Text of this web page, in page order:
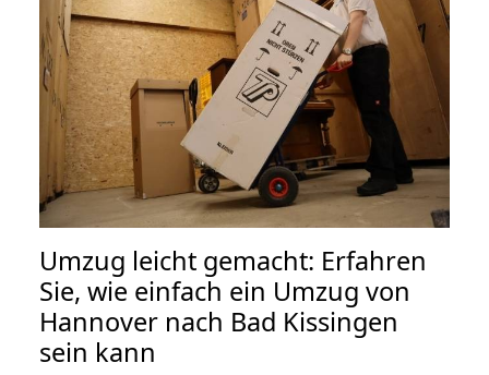
Umzug leicht gemacht: Erfahren
Sie, wie einfach ein Umzug von
Hannover nach Bad Kissingen
sein kann